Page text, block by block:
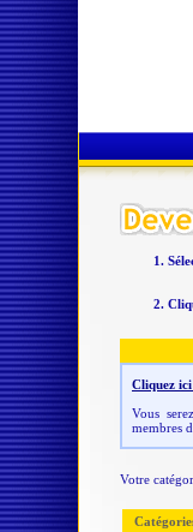
Cliquez
Vous
membres
Votre